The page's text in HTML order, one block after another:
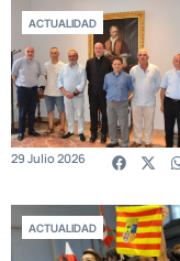
ACTUALIDAD
29 Julio 2026
ACTUALIDAD